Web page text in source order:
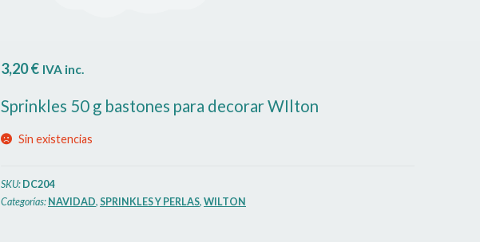
3,20€ IVA inc.
Sprinkles 50 g bastones para decorar WIlton
Sin existencias
SKU: DC204
Categorías: NAVIDAD, SPRINKLES Y PERLAS, WILTON